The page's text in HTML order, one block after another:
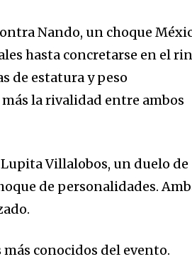
32,214
Seguidores
Nando, un choque
hasta concretarse en el
de estatura y peso
la rivalidad entre ambos
Villalobos, un duelo de
de personalidades.
conocidos del evento.